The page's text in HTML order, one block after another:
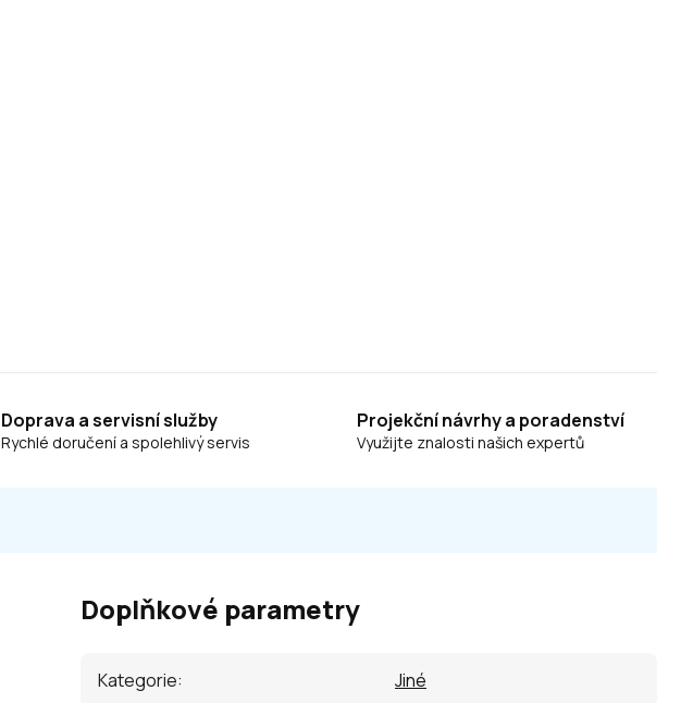
Doprava a servisní služby
Rychlé doručení a spolehlivý servis
Projekční návrhy a poradenství
Využijte znalosti našich expertů
Doplňkové parametry
Kategorie: Jiné